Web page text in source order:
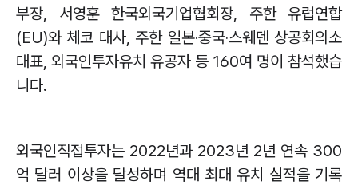
부장, 서영훈 한국외국기업협회장,
주한 유럽연합
(EU)와 체코 대사, 주한 일본‧중국‧스웨덴 상공회의소
대표, 외국인투자유치 유공자 등 160여 명이 참석했습
니다.
외국인직접투자는 2022년과 2023년 2년 연속 300
억 달러 이상을 달성하며 역대 최대 유치 실적을 기록